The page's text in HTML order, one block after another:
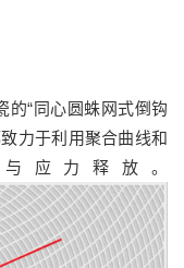
的“同心圆蛛网式倒钩
力于利用聚合曲线和
应力释放。